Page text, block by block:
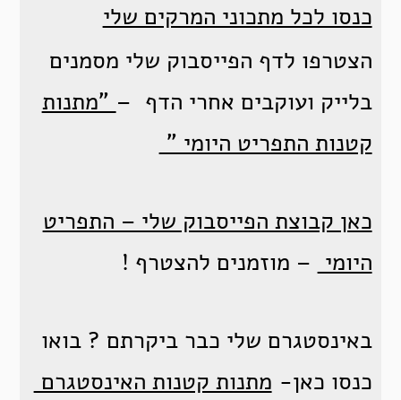
כנסו לכל מתכוני המרקים שלי
הצטרפו לדף הפייסבוק שלי מסמנים
בלייק ועוקבים אחרי הדף – "מתנות
קטנות התפריט היומי "
כאן קבוצת הפייסבוק שלי – התפריט
היומי – מוזמנים להצטרף !
באינסטגרם שלי כבר ביקרתם ? בואו
כנסו כאן- מתנות קטנות האינסטגרם